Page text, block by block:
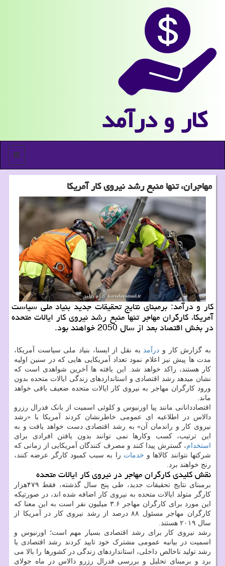
كار و درآمد
منو
مهاجران، تنها منبع رشد نیروی کار آمریکا
کار و درآمد: برمبنای نتایج تحقیقات جدید بنیاد ملی سیاست
آمریکا، کارگران مهاجر تنها منبع رشد نیروی کار ایالات متحده
در بخش اقتصاد بعد از سال 2050 خواهند بود.
به گزارش کار و درآمدبه نقل از ایسنا، بنیاد ملی سیاست آمریکا،
مدت ها پیش نیز اعلام نمود تعداد آمریکایی هایی که در سنین اولیه
کار هستند، راکد خواهد شد. این یافته ها آخرین شواهدی است که
نشان میدهد رشد اقتصادی و استانداردهای زندگی ایالات متحده بدون
ورود کارگران مهاجر به نیروی کار ایالات متحده ضعیف باقی خواهد
ماند.
اقتصاددانانی مانند پیا اورنیوس و کلوئی اسمیت از بانک فدرال رزرو
دالاس در اطلاعیه ای عمومی خاطرنشان کردند آمریکا با «رشد
نیروی کار و راندمان آن» به رشد اقتصادی دست خواهد یافت و به
این ترتیب، کسب وکارها نمی توانند بدون یافتن افرادی برای
استخدام، گسترش پیدا کنند و مصرف کنندگان آمریکایی از زمانی که
شرکتها نتوانند کالاها و خدمات را به سبب کمبود کارگر عرضه کنند،
رنج خواهند برد.
نقش کلیدی کارگران مهاجر در نیروی کار ایالات متحده
برمبنای نتایج تحقیقات جدید، طی پنج سال گذشته، فقط ۴۷۹هزار
کارگر متولد ایالات متحده به نیروی کار اضافه شده اند، در صورتیکه
این مورد برای کارگران مهاجر ۳.۶ میلیون نفر است به این معنا که
کارگران مهاجر مسئول ۸۸ درصد از رشد نیروی کار در آمریکا از
سال ۲۰۱۹ هستند.
رشد نیروی کار برای رشد اقتصادی بسیار مهم است؛ اورنیوس و
اسمیت در بیانیه عمومی مشترک خود تایید کردند رشد اقتصادی یا
رشد تولید ناخالص داخلی، استانداردهای زندگی در کشورها را بالا می
برد و برمبنای تحلیل و بررسی فدرال رزرو دالاس در ماه جولای